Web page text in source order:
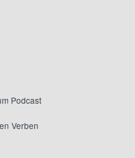
Podcast
Verben